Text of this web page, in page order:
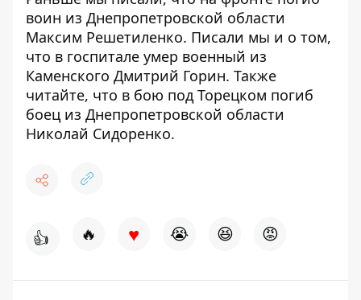
воин из Днепропетровской области
Максим Решетиленко. Писали мы и о том,
что в госпитале умер военный из
Каменского Дмитрий Горин. Также
читайте, что в бою под Торецком погиб
боец ​​из Днепропетровской области
Николай Сидоренко.
👍 🔥 ♥ 😭 😆 😡